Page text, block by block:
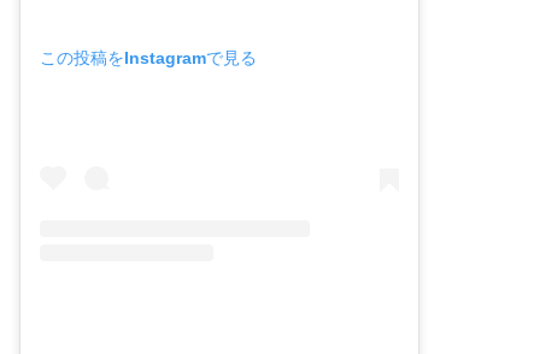
この投稿をInstagramで見る